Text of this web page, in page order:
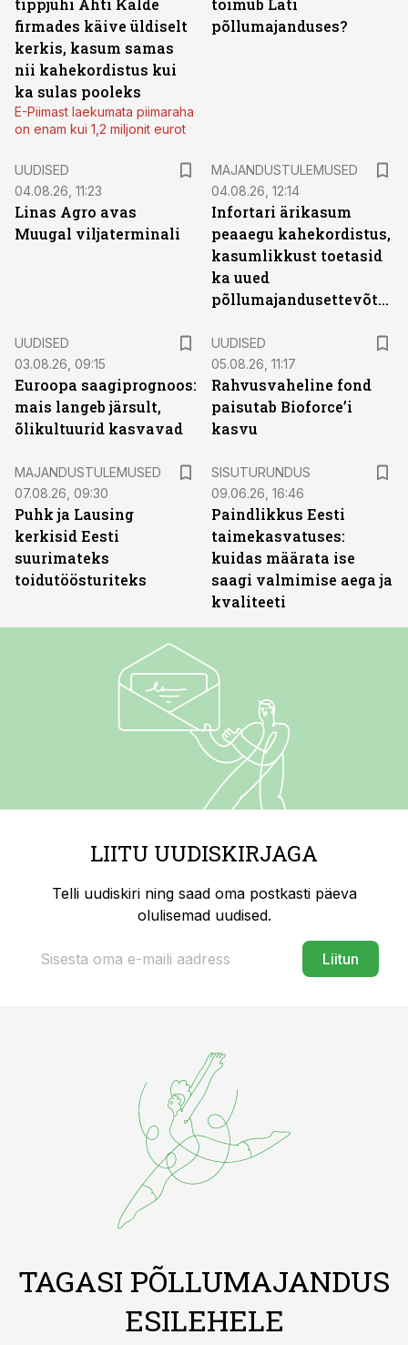
tippjuhi Ahti Kalde
firmades käive üldiselt
kerkis, kasum samas
nii kahekordistus kui
ka sulas pooleks
E-Piimast laekumata piimaraha
on enam kui 1,2 miljonit eurot
toimub Läti
põllumajanduses?
UUDISED
04.08.26, 11:23
Linas Agro avas
Muugal viljaterminali
MAJANDUSTULEMUSED
04.08.26, 12:14
Infortari ärikasum
peaaegu kahekordistus,
kasumlikkust toetasid
ka uued
põllumajandusettevõtted
UUDISED
03.08.26, 09:15
Euroopa saagiprognoos:
mais langeb järsult,
õlikultuurid kasvavad
UUDISED
05.08.26, 11:17
Rahvusvaheline fond
paisutab Bioforce’i
kasvu
MAJANDUSTULEMUSED
07.08.26, 09:30
Puhk ja Lausing
kerkisid Eesti
suurimateks
toidutöösturiteks
SISUTURUNDUS
09.06.26, 16:46
Paindlikkus Eesti
taimekasvatuses:
kuidas määrata ise
saagi valmimise aega ja
kvaliteeti
LIITU UUDISKIRJAGA
Telli uudiskiri ning saad oma postkasti päeva
olulisemad uudised.
Liitun
TAGASI PÕLLUMAJANDUS
ESILEHELE